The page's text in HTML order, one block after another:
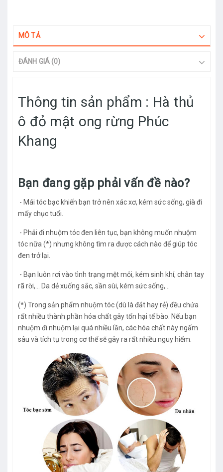
MÔ TẢ
ĐÁNH GIÁ (0)
Thông tin sản phẩm : Hà thủ
ô đỏ mật ong rừng Phúc
Khang
Bạn đang gặp phải vấn đề nào?
- Mái tóc bạc khiến bạn trở nên xác xơ, kém sức sống, già đi
mấy chục tuổi.
- Phải đi nhuộm tóc đen liên tục, bạn không muốn nhuộm
tóc nữa (*) nhưng không tìm ra được cách nào để giúp tóc
đen trở lại.
- Bạn luôn rơi vào tình trạng mệt mỏi, kém sinh khí, chân tay
rã rời,… Da dẻ xuống sắc, sần sùi, kém sức sống,…
(*) Trong sản phẩm nhuộm tóc (dù là đắt hay rẻ) đều chứa
rất nhiều thành phần hóa chất gây tổn hại tế bào. Nếu bạn
nhuộm đi nhuộm lại quá nhiều lần, các hóa chất này ngấm
sâu và tích tụ trong cơ thể sẽ gây ra rất nhiều nguy hiểm.